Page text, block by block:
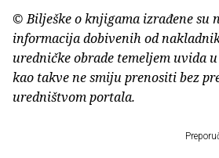
© Bilješke o knjigama izrađene su
informacija dobivenih od
uredničke obrade temeljem uvida
kao takve ne smiju prenositi bez
uredništvom portala.